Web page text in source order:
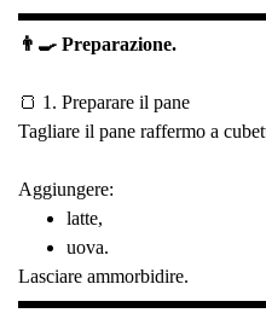
👨‍🍳 Preparazione.
🍞 1. Preparare il pane
Tagliare il pane raffermo a
Aggiungere:
latte,
uova.
Lasciare ammorbidire.